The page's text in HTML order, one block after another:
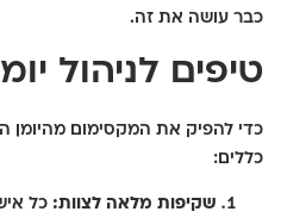
כבר עושה את זה.
טיפים לניהול
כדי להפיק את המקסימום מהיומן
כללים:
שקיפות מלאה לצוות: כל